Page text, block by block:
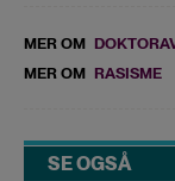
MER OM
MER OM RASISME
SE OGSÅ